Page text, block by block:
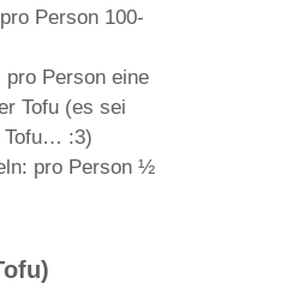
Person 100-
pro Person eine
Tofu (es sei
Tofu… :3)
pro Person ½